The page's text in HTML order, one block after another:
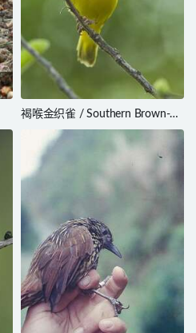
褐喉金织雀 / Southern Brown-
throated Weaver / Ploceus
xanthopterus